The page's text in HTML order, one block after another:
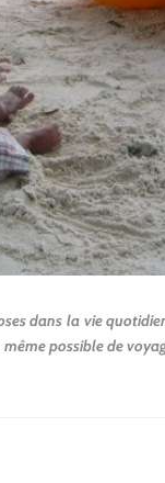
dans la vie
possible de